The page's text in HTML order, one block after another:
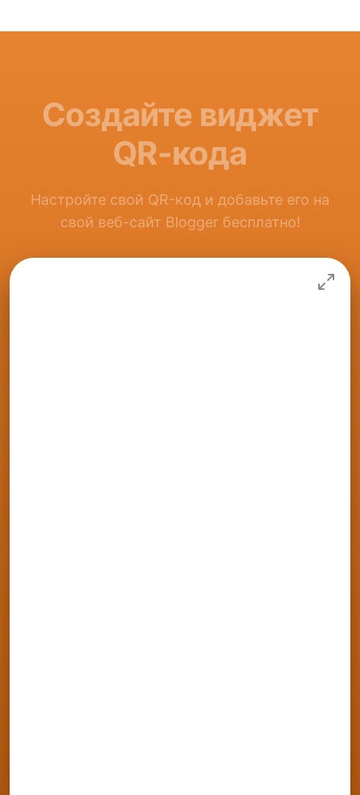
Создайте виджет
QR-кода
Настройте свой QR-код и добавьте его на
свой веб-сайт Blogger бесплатно!